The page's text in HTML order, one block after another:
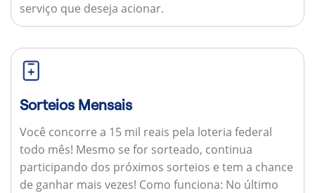
serviço que deseja acionar.
Sorteios Mensais
Você concorre a 15 mil reais pela loteria federal
todo mês! Mesmo se for sorteado, continua
participando dos próximos sorteios e tem a chance
de ganhar mais vezes! Como funciona: No último